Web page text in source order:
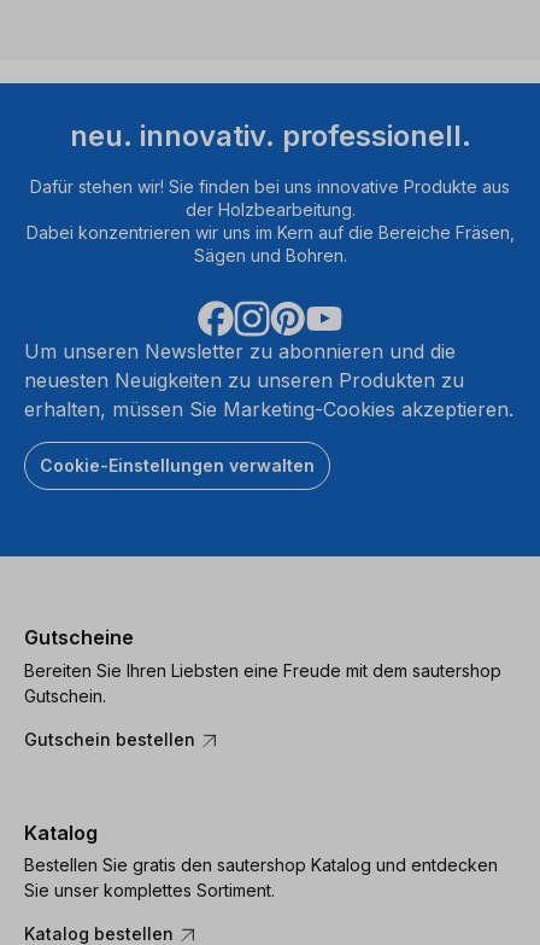
neu. innovativ. professionell.
Dafür stehen wir! Sie finden bei uns innovative Produkte aus
der Holzbearbeitung.
Dabei konzentrieren wir uns im Kern auf die Bereiche Fräsen,
Sägen und Bohren.
Um unseren Newsletter zu abonnieren und die
neuesten Neuigkeiten zu unseren Produkten zu
erhalten, müssen Sie Marketing-Cookies akzeptieren.
Cookie-Einstellungen verwalten
Gutscheine
Bereiten Sie Ihren Liebsten eine Freude mit dem sautershop
Gutschein.
Gutschein bestellen
Katalog
Bestellen Sie gratis den sautershop Katalog und entdecken
Sie unser komplettes Sortiment.
Katalog bestellen